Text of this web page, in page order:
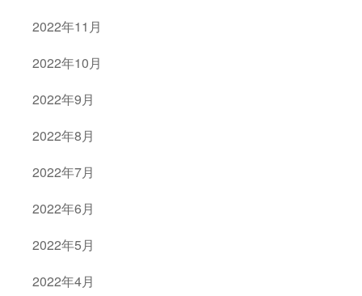
2022年11月
2022年10月
2022年9月
2022年8月
2022年7月
2022年6月
2022年5月
2022年4月